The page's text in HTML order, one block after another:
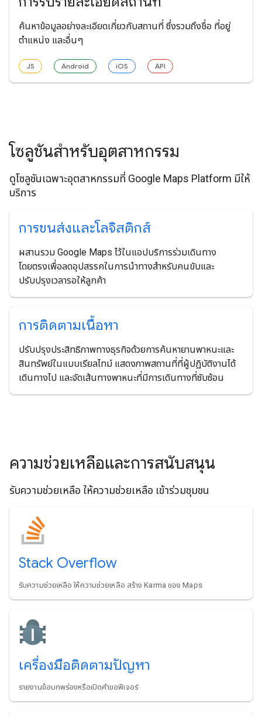
ค้นหาข้อมูลอย่างละเอียดเกี่ยวกับสถานที่ ซึ่งรวมถึงชื่อ ที่อยู่
ตำแหน่ง และอื่นๆ
JS Android iOS API
โซลูชันสำหรับอุตสาหกรรม
ดูโซลูชันเฉพาะอุตสาหกรรมที่ Google Maps Platform มีให้
บริการ
การขนส่งและโลจิสติกส์
ผสานรวม Google Maps ไว้ในแอปบริการร่วมเดินทาง
โดยตรงเพื่อลดอุปสรรคในการนำทางสำหรับคนขับและ
ปรับปรุงเวลารอให้ลูกค้า
การติดตามเนื้อหา
ปรับปรุงประสิทธิภาพทางธุรกิจด้วยการค้นหายานพาหนะและ
สินทรัพย์ในแบบเรียลไทม์ แสดงภาพสถานที่ที่ผู้ปฏิบัติงานได้
เดินทางไป และจัดเส้นทางพาหนะที่มีการเดินทางที่ซับซ้อน
ความช่วยเหลือและการสนับสนุน
รับความช่วยเหลือ ให้ความช่วยเหลือ เข้าร่วมชุมชน
Stack Overflow
รับความช่วยเหลือ ให้ความช่วยเหลือ สร้าง Karma ของ Maps
เครื่องมือติดตามปัญหา
รายงานข้อบกพร่องหรือเปิดคำขอฟีเจอร์